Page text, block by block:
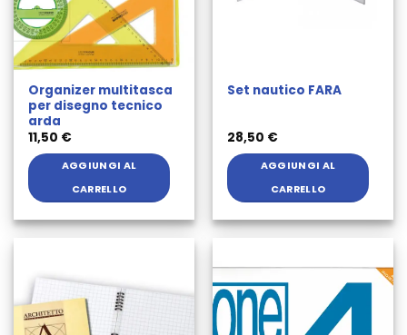
Organizer multitasca
per disegno tecnico
arda
11,50 €
AGGIUNGI AL
CARRELLO
Set nautico FARA
28,50 €
AGGIUNGI AL
CARRELLO